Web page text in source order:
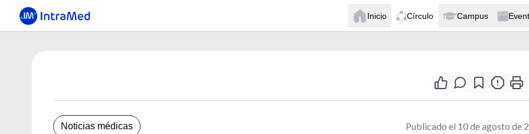
Inicio Círculo Campus
Noticias médicas Publicado el 10 de agosto de